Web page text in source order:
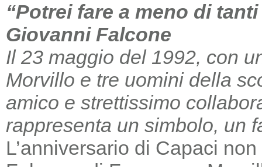
“Potrei fare a meno di
Giovanni Falcone
Il 23 maggio del 1992, con
Morvillo e tre uomini della
amico e strettissimo
rappresenta un simbolo, un
L’anniversario di Capaci